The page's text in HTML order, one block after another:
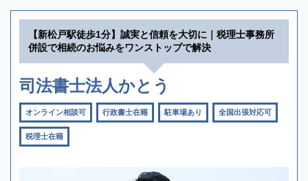
【新松戸駅徒歩1分】誠実と信頼を大切に｜税理士事務所
併設で相続のお悩みをワンストップで解決
司法書士法人かとう
オンライン相談可 行政書士在籍 駐車場あり 全国出張対応可
税理士在籍